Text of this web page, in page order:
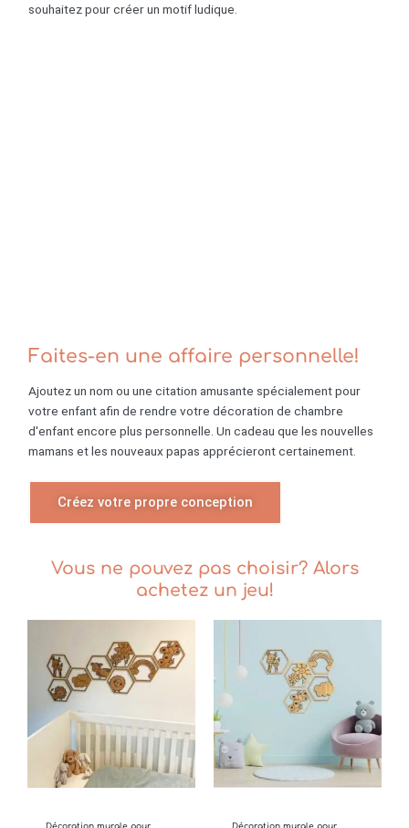
souhaitez pour créer un motif ludique.
Faites-en une affaire personnelle!
Ajoutez un nom ou une citation amusante spécialement pour
votre enfant afin de rendre votre décoration de chambre
d'enfant encore plus personnelle. Un cadeau que les nouvelles
mamans et les nouveaux papas apprécieront certainement.
Créez votre propre conception
Vous ne pouvez pas choisir? Alors
achetez un jeu!